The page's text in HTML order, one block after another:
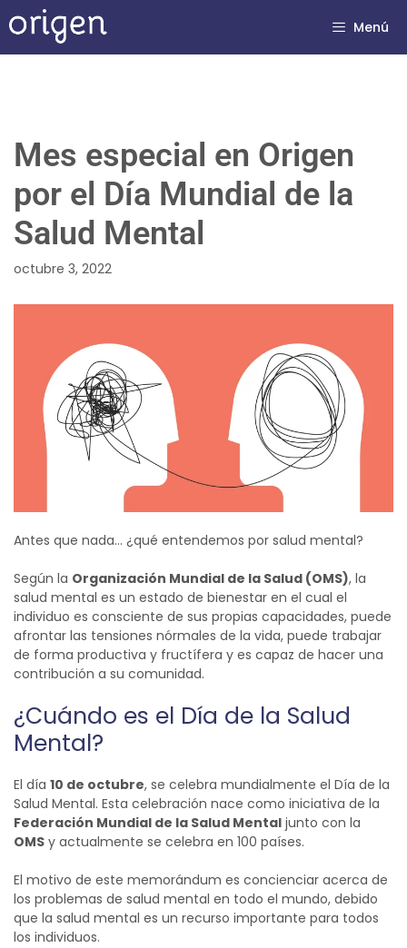
Menú
Mes especial en Origen
por el Día Mundial de la
Salud Mental
octubre 3, 2022
Antes que nada… ¿qué entendemos por salud mental?
Según la Organización Mundial de la Salud (OMS), la
salud mental es un estado de bienestar en el cual el
individuo es consciente de sus propias capacidades, puede
afrontar las tensiones nórmales de la vida, puede trabajar
de forma productiva y fructífera y es capaz de hacer una
contribución a su comunidad.
¿Cuándo es el Día de la Salud
Mental?
El día 10 de octubre, se celebra mundialmente el Día de la
Salud Mental. Esta celebración nace como iniciativa de la
Federación Mundial de la Salud Mental junto con la
OMS y actualmente se celebra en 100 países.
El motivo de este memorándum es concienciar acerca de
los problemas de salud mental en todo el mundo, debido
que la salud mental es un recurso importante para todos
los individuos.